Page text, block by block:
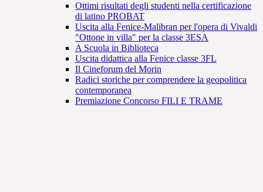
Ottimi risultati degli studenti nella certificazione
di latino PROBAT
Uscita alla Fenice-Malibran per l'opera di Vivaldi
"Ottone in villa" per la classe 3ESA
A Scuola in Biblioteca
Uscita didattica alla Fenice classe 3FL
Il Cineforum del Morin
Radici storiche per comprendere la geopolitica
contemporanea
Premiazione Concorso FILI E TRAME